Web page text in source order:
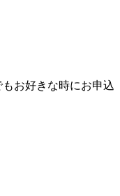
お好きな時にお申込